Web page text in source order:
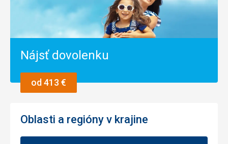
Nájsť dovolenku
od 413 €
Oblasti a regióny v krajine